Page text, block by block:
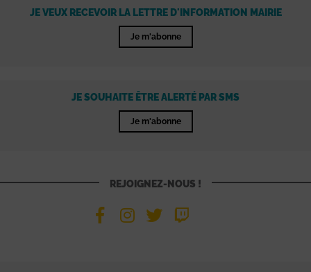
JE VEUX RECEVOIR LA LETTRE D'INFORMATION MAIRIE
Je m'abonne
JE SOUHAITE ÊTRE ALERTÉ PAR SMS
Je m'abonne
REJOIGNEZ-NOUS !